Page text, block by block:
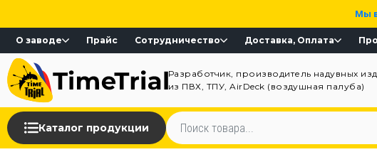
Мы
О заводе Прайс Сотрудничество Доставка, Оплата
Разработчик, производитель надувных
из ПВХ, ТПУ, AirDeck (воздушная палуба)
Каталог продукции